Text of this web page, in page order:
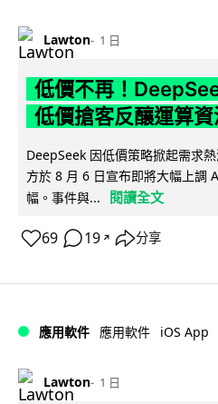
Lawton 1 日
低價不再！
低價搶客反釀運算
DeepSeek 因低價策略掀起需求
方於 8 月 6 日宣布即將大幅上調
幅。事件與...
閱讀全文
69 19 ↗ 分享
應用軟件 應用軟件 iOS App
Lawton 1 日